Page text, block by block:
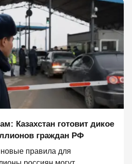
Казахстан готовит дикое
граждан РФ
новые правила для